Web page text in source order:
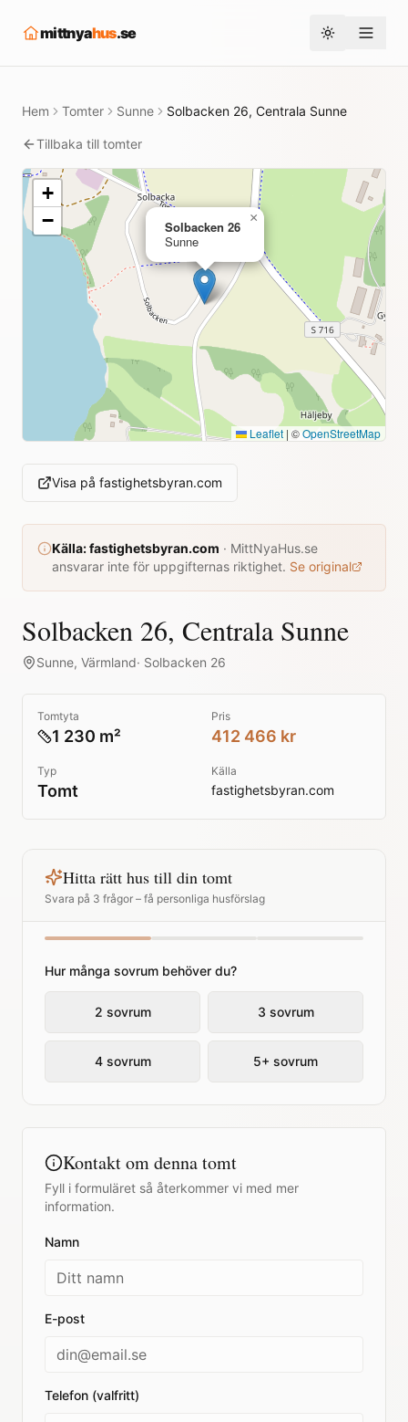
mittnyahus.se Toggle theme
Hem Tomter Sunne Solbacken 26, Centrala Sunne
Tillbaka till tomter
Solbacken 26
Sunne
×
+
−
Leaflet | ©OpenStreetMap
Visa på fastighetsbyran.com
Källa:fastighetsbyran.com · MittNyaHus.se
ansvarar inte för uppgifternas riktighet. Se original
Solbacken 26, Centrala Sunne
Sunne, Värmland· Solbacken 26
Tomtyta
1 230 m²
Pris
412 466 kr
Typ
Tomt
Källa
fastighetsbyran.com
Hitta rätt hus till din tomt
Svara på 3 frågor – få personliga husförslag
Hur många sovrum behöver du?
2 sovrum 3 sovrum
4 sovrum 5+ sovrum
Kontakt om denna tomt
Fyll i formuläret så återkommer vi med mer
information.
Namn
E-post
Telefon (valfritt)